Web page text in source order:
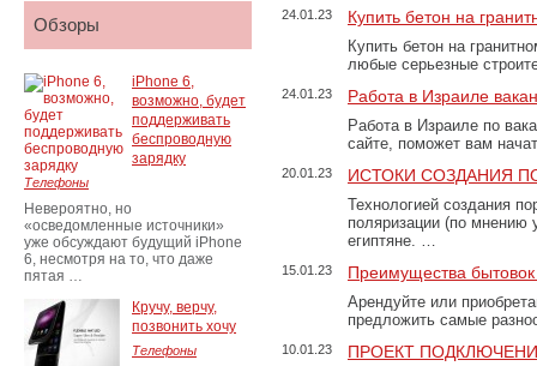
24.01.23 Купить бетон на
Купить бетон на
любые серьезные
24.01.23 Работа в Израиле
Работа в Израиле по
сайте, поможет вам
20.01.23 ИСТОКИ СОЗДАНИЯ
Технологией создания
поляризации (по
египтяне. …
15.01.23 Преимущества
Арендуйте или
предложить самые
10.01.23 ПРОЕКТ
Обзоры
iPhone 6,
возможно, будет
поддерживать
беспроводную
зарядку
Телефоны
Невероятно, но
«осведомленные источники»
уже обсуждают будущий iPhone
6, несмотря на то, что даже
пятая …
Кручу, верчу,
позвонить хочу
Телефоны